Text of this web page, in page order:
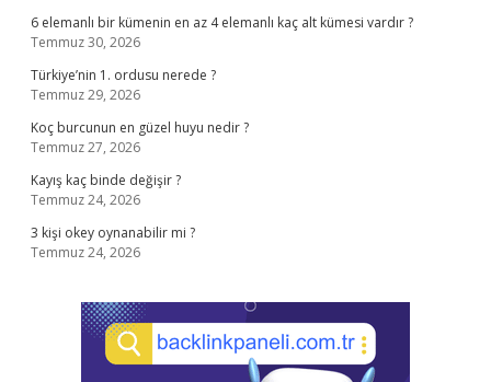
6 elemanlı bir kümenin en az 4 elemanlı kaç alt kümesi vardır ?
Temmuz 30, 2026
Türkiye’nin 1. ordusu nerede ?
Temmuz 29, 2026
Koç burcunun en güzel huyu nedir ?
Temmuz 27, 2026
Kayış kaç binde değişir ?
Temmuz 24, 2026
3 kişi okey oynanabilir mi ?
Temmuz 24, 2026